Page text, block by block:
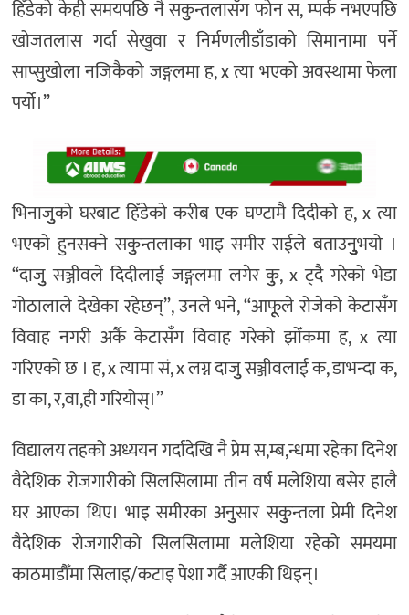
हिँडेको केही समयपछि नै सकुुन्तलासँग फोन स, म्पर्क नभएपछि
खोजतलास गर्दा सेखुवा र निर्मणलीडाँडाको सिमानामा पर्ने
साप्सुुखोला नजिकैको जङ्गलमा ह, x त्या भएको अवस्थामा फेला
पर्यो।”
भिनाजुुको घरबाट हिँडेको करीब एक घण्टामै दिदीको ह, x त्या
भएको हुनसक्ने सकुुन्तलाका भाइ समीर राईले बताउनुुुुभयो ।
“दाजुु सञ्जीवले दिदीलाई जङ्गलमा लगेर कुु, x ट्दै गरेको भेडा
गोठालाले देखेका रहेछन्”, उनले भने, “आफूूले रोजेको केटासँग
विवाह नगरी अर्कै केटासँग विवाह गरेको झोँकमा ह, x त्या
गरिएको छ । ह, x त्यामा सं, x लग्न दाजुु सञ्जीवलाई क, डाभन्दा क,
डा का, र,वा,ही गरियोस्।”
विद्यालय तहको अध्ययन गर्दादेखि नै प्रेम स,म्ब,न्धमा रहेका दिनेश
वैदेशिक रोजगारीको सिलसिलामा तीन वर्ष मलेशिया बसेर हालै
घर आएका थिए। भाइ समीरका अनुुसार सकुुन्तला प्रेमी दिनेश
वैदेशिक रोजगारीको सिलसिलामा मलेशिया रहेको समयमा
काठमाडौँमा सिलाइ/कटाइ पेशा गर्दै आएकी थिइन्।